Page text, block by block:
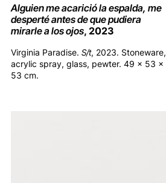
Alguien me acarició la espalda, me
desperté antes de que pudiera
mirarle a los ojos, 2023
Virginia Paradise. S/t, 2023. Stoneware,
acrylic spray, glass, pewter. 49 x 53 x
53 cm.